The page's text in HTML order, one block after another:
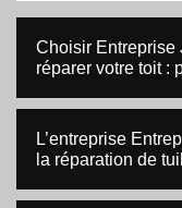
Choisir Entreprise
réparer votre toit :
L’entreprise
la réparation de